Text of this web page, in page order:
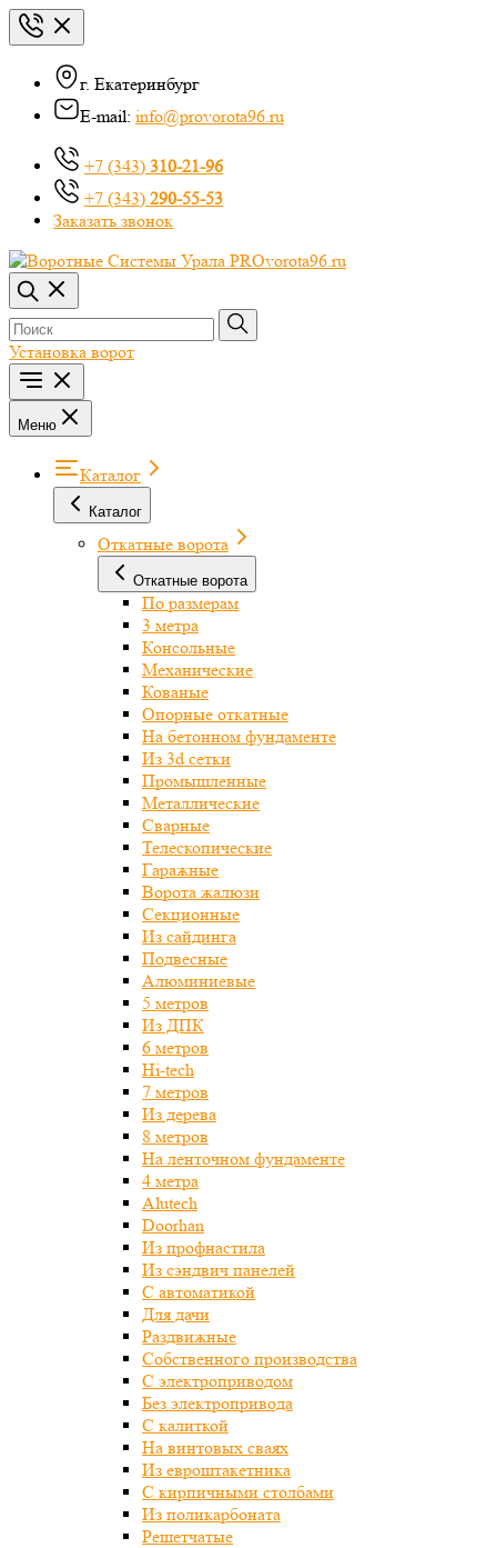
г. Екатеринбург
E-mail: info@provorota96.ru
+7 (343) 310-21-96
+7 (343) 290-55-53
Заказать звонок
Установка ворот
Меню
Каталог
Каталог
Откатные ворота
Откатные ворота
По размерам
3 метра
Консольные
Механические
Кованые
Опорные откатные
На бетонном фундаменте
Из 3d сетки
Промышленные
Металлические
Сварные
Телескопические
Гаражные
Ворота жалюзи
Секционные
Из сайдинга
Подвесные
Алюминиевые
5 метров
Из ДПК
6 метров
Hi-tech
7 метров
Из дерева
8 метров
На ленточном фундаменте
4 метра
Alutech
Doorhan
Из профнастила
Из сэндвич панелей
С автоматикой
Для дачи
Раздвижные
Собственного производства
С электроприводом
Без электропривода
С калиткой
На винтовых сваях
Из евроштакетника
С кирпичными столбами
Из поликарбоната
Решетчатые